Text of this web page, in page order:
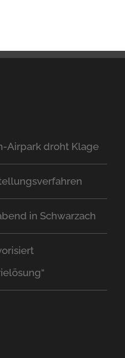
Airpark droht Klage
in Schwarzach